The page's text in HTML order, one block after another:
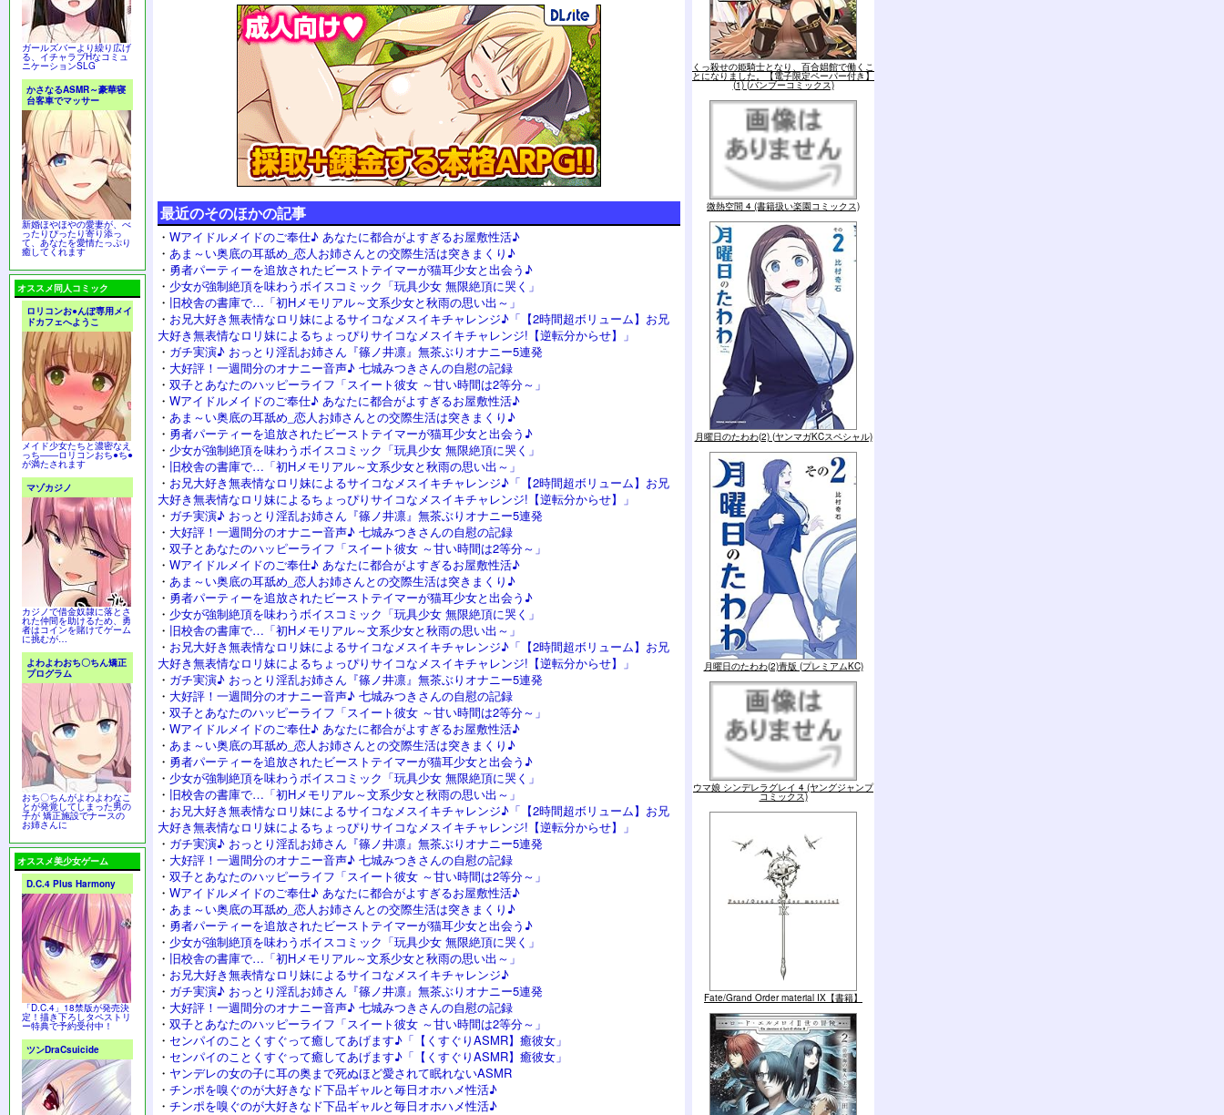
最近のそのほかの記事
・ Wアイドルメイドのご奉仕♪ あなたに都合がよすぎるお屋敷性活♪
・ あま～い奥底の耳舐め_恋人お姉さんとの交際生活は突きまくり♪
・ 勇者パーティーを追放されたビーストテイマーが猫耳少女と出会う♪
・ 少女が強制絶頂を味わうボイスコミック「玩具少女 無限絶頂に哭く」
・ 旧校舎の書庫で…「初Hメモリアル～文系少女と秋雨の思い出～」
・ お兄大好き無表情なロリ妹によるサイコなメスイキチャレンジ♪「【2時間超ボリューム】お兄
大好き無表情なロリ妹によるちょっぴりサイコなメスイキチャレンジ!【逆転分からせ】」
・ ガチ実演♪ おっとり淫乱お姉さん『篠ノ井凛』無茶ぶりオナニー5連発
・ 大好評！一週間分のオナニー音声♪ 七城みつきさんの自慰の記録
・ 双子とあなたのハッピーライフ「スイート彼女 ～甘い時間は2等分～」
・ Wアイドルメイドのご奉仕♪ あなたに都合がよすぎるお屋敷性活♪
・ あま～い奥底の耳舐め_恋人お姉さんとの交際生活は突きまくり♪
・ 勇者パーティーを追放されたビーストテイマーが猫耳少女と出会う♪
・ 少女が強制絶頂を味わうボイスコミック「玩具少女 無限絶頂に哭く」
・ 旧校舎の書庫で…「初Hメモリアル～文系少女と秋雨の思い出～」
・ お兄大好き無表情なロリ妹によるサイコなメスイキチャレンジ♪「【2時間超ボリューム】お兄
大好き無表情なロリ妹によるちょっぴりサイコなメスイキチャレンジ!【逆転分からせ】」
・ ガチ実演♪ おっとり淫乱お姉さん『篠ノ井凛』無茶ぶりオナニー5連発
・ 大好評！一週間分のオナニー音声♪ 七城みつきさんの自慰の記録
・ 双子とあなたのハッピーライフ「スイート彼女 ～甘い時間は2等分～」
・ Wアイドルメイドのご奉仕♪ あなたに都合がよすぎるお屋敷性活♪
・ あま～い奥底の耳舐め_恋人お姉さんとの交際生活は突きまくり♪
・ 勇者パーティーを追放されたビーストテイマーが猫耳少女と出会う♪
・ 少女が強制絶頂を味わうボイスコミック「玩具少女 無限絶頂に哭く」
・ 旧校舎の書庫で…「初Hメモリアル～文系少女と秋雨の思い出～」
・ お兄大好き無表情なロリ妹によるサイコなメスイキチャレンジ♪「【2時間超ボリューム】お兄
大好き無表情なロリ妹によるちょっぴりサイコなメスイキチャレンジ!【逆転分からせ】」
・ ガチ実演♪ おっとり淫乱お姉さん『篠ノ井凛』無茶ぶりオナニー5連発
・ 大好評！一週間分のオナニー音声♪ 七城みつきさんの自慰の記録
・ 双子とあなたのハッピーライフ「スイート彼女 ～甘い時間は2等分～」
・ Wアイドルメイドのご奉仕♪ あなたに都合がよすぎるお屋敷性活♪
・ あま～い奥底の耳舐め_恋人お姉さんとの交際生活は突きまくり♪
・ 勇者パーティーを追放されたビーストテイマーが猫耳少女と出会う♪
・ 少女が強制絶頂を味わうボイスコミック「玩具少女 無限絶頂に哭く」
・ 旧校舎の書庫で…「初Hメモリアル～文系少女と秋雨の思い出～」
・ お兄大好き無表情なロリ妹によるサイコなメスイキチャレンジ♪「【2時間超ボリューム】お兄
大好き無表情なロリ妹によるちょっぴりサイコなメスイキチャレンジ!【逆転分からせ】」
・ ガチ実演♪ おっとり淫乱お姉さん『篠ノ井凛』無茶ぶりオナニー5連発
・ 大好評！一週間分のオナニー音声♪ 七城みつきさんの自慰の記録
・ 双子とあなたのハッピーライフ「スイート彼女 ～甘い時間は2等分～」
・ Wアイドルメイドのご奉仕♪ あなたに都合がよすぎるお屋敷性活♪
・ あま～い奥底の耳舐め_恋人お姉さんとの交際生活は突きまくり♪
・ 勇者パーティーを追放されたビーストテイマーが猫耳少女と出会う♪
・ 少女が強制絶頂を味わうボイスコミック「玩具少女 無限絶頂に哭く」
・ 旧校舎の書庫で…「初Hメモリアル～文系少女と秋雨の思い出～」
・ お兄大好き無表情なロリ妹によるサイコなメスイキチャレンジ♪
・ ガチ実演♪ おっとり淫乱お姉さん『篠ノ井凛』無茶ぶりオナニー5連発
・ 大好評！一週間分のオナニー音声♪ 七城みつきさんの自慰の記録
・ 双子とあなたのハッピーライフ「スイート彼女 ～甘い時間は2等分～」
・ センパイのことくすぐって癒してあげます♪「【くすぐりASMR】癒彼女」
・ センパイのことくすぐって癒してあげます♪「【くすぐりASMR】癒彼女」
・ ヤンデレの女の子に耳の奥まで死ぬほど愛されて眠れないASMR
・ チンポを嗅ぐのが大好きなド下品ギャルと毎日オホハメ性活♪
・ チンポを嗅ぐのが大好きなド下品ギャルと毎日オホハメ性活♪
ガールズバーより繰り広げ
る、イチャラブHなコミュ
ニケーションSLG
かさなるASMR～豪華寝
台客車でマッサー
新婚ほやほやの愛妻が、べ
ったりぴったり寄り添っ
て、あなたを愛情たっぷり
癒してくれます
オススメ同人コミック
ロリコンお●んぽ専用メイ
ドカフェへようこ
メイド少女たちと濃密なえ
っち――ロリコンおち●ち●
が満たされます
マゾカジノ
カジノで借金奴隷に落とさ
れた仲間を助けるため、勇
者はコインを賭けてゲーム
に挑むが…
よわよわおち〇ちん矯正
プログラム
おち〇ちんがよわよわなこ
とが発覚してしまった男の
子が 矯正施設でナースの
お姉さんに
オススメ美少女ゲーム
D.C.4 Plus Harmony
「D.C.4」18禁版が発売決
定！描き下ろしタペストリ
ー特典で予約受付中！
ツンDraCsuicide
くっ殺せの姫騎士となり、百合娼館で働くこ
とになりました。【電子限定ペーパー付き】
(1) (バンブーコミックス)
微熱空間 4 (書籍扱い楽園コミックス)
月曜日のたわわ(2) (ヤンマガKCスペシャル)
月曜日のたわわ(2)青版 (プレミアムKC)
ウマ娘 シンデレラグレイ 4 (ヤングジャンプ
コミックス)
Fate/Grand Order material IX【書籍】